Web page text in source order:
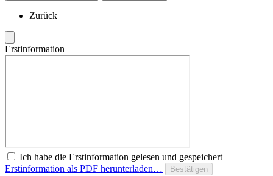
Zurück
Erstinformation
Ich habe die Erstinformation gelesen und gespeichert
Erstinformation als PDF herunterladen…
Bestätigen